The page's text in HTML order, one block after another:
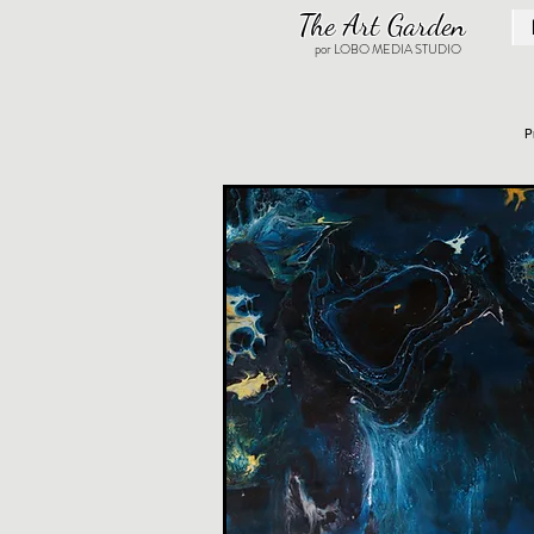
The Art Garden
por LOBO MEDIA STUDIO